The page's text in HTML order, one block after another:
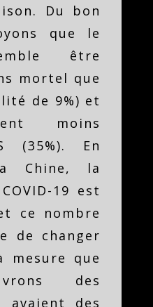
Du bon
que le
être
mortel que
de 9%) et
moins
(35%). En
Chine, la
19 est
ce nombre
de changer
mesure que
des
avaient des